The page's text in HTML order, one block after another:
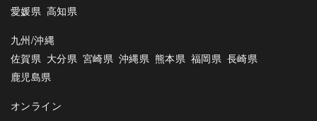
愛媛県 高知県
九州/沖縄
佐賀県 大分県 宮崎県 沖縄県 熊本県 福岡県 長崎県
鹿児島県
オンライン